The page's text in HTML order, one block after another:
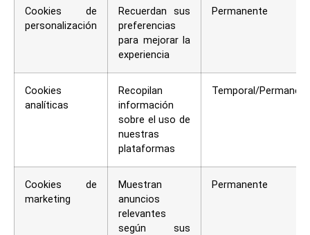
Cookies de
personalización
Recuerdan sus
preferencias
para mejorar la
experiencia
Permanente
Cookies
analíticas
Recopilan
información
sobre el uso de
nuestras
plataformas
Temporal/
Cookies de
marketing
Muestran
anuncios
relevantes
según sus
Permanente